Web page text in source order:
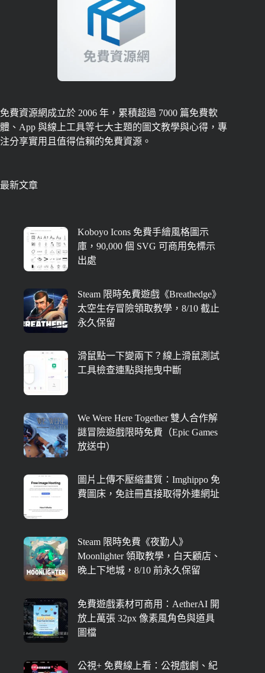
免費資源網成立於 2006 年，累積超過 7000 篇免費軟
體、App 與線上工具等七大主題的圖文教學與心得，專
注分享實用且值得信賴的免費資源。
最新文章
Koboyo Icons 免費手繪風格圖示
庫，90,000 個 SVG 可商用免標示
出處
Steam 限時免費遊戲《Breathedge》
太空生存冒險領取教學，8/10 截止
永久保留
滑鼠點一下變兩下？線上滑鼠測試
工具檢查連點與拖曳中斷
We Were Here Together 雙人合作解
謎冒險遊戲限時免費（Epic Games
放送中）
圖片上傳不壓縮畫質：Imghippo 免
費圖床，免註冊直接取得外連網址
Steam 限時免費《夜勤人》
Moonlighter 領取教學，白天顧店、
晚上下地城，8/10 前永久保留
免費遊戲素材可商用：AetherAI 開
放上萬張 32px 像素風角色與道具
圖檔
公視+ 免費線上看：公視戲劇、紀